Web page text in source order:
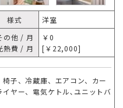
様式
洋室
の他 / 月
熱費 / 月
￥0
[￥22,000]
子、冷蔵庫、エアコン、カー
ヤー、電気ケトル､ユニットバ